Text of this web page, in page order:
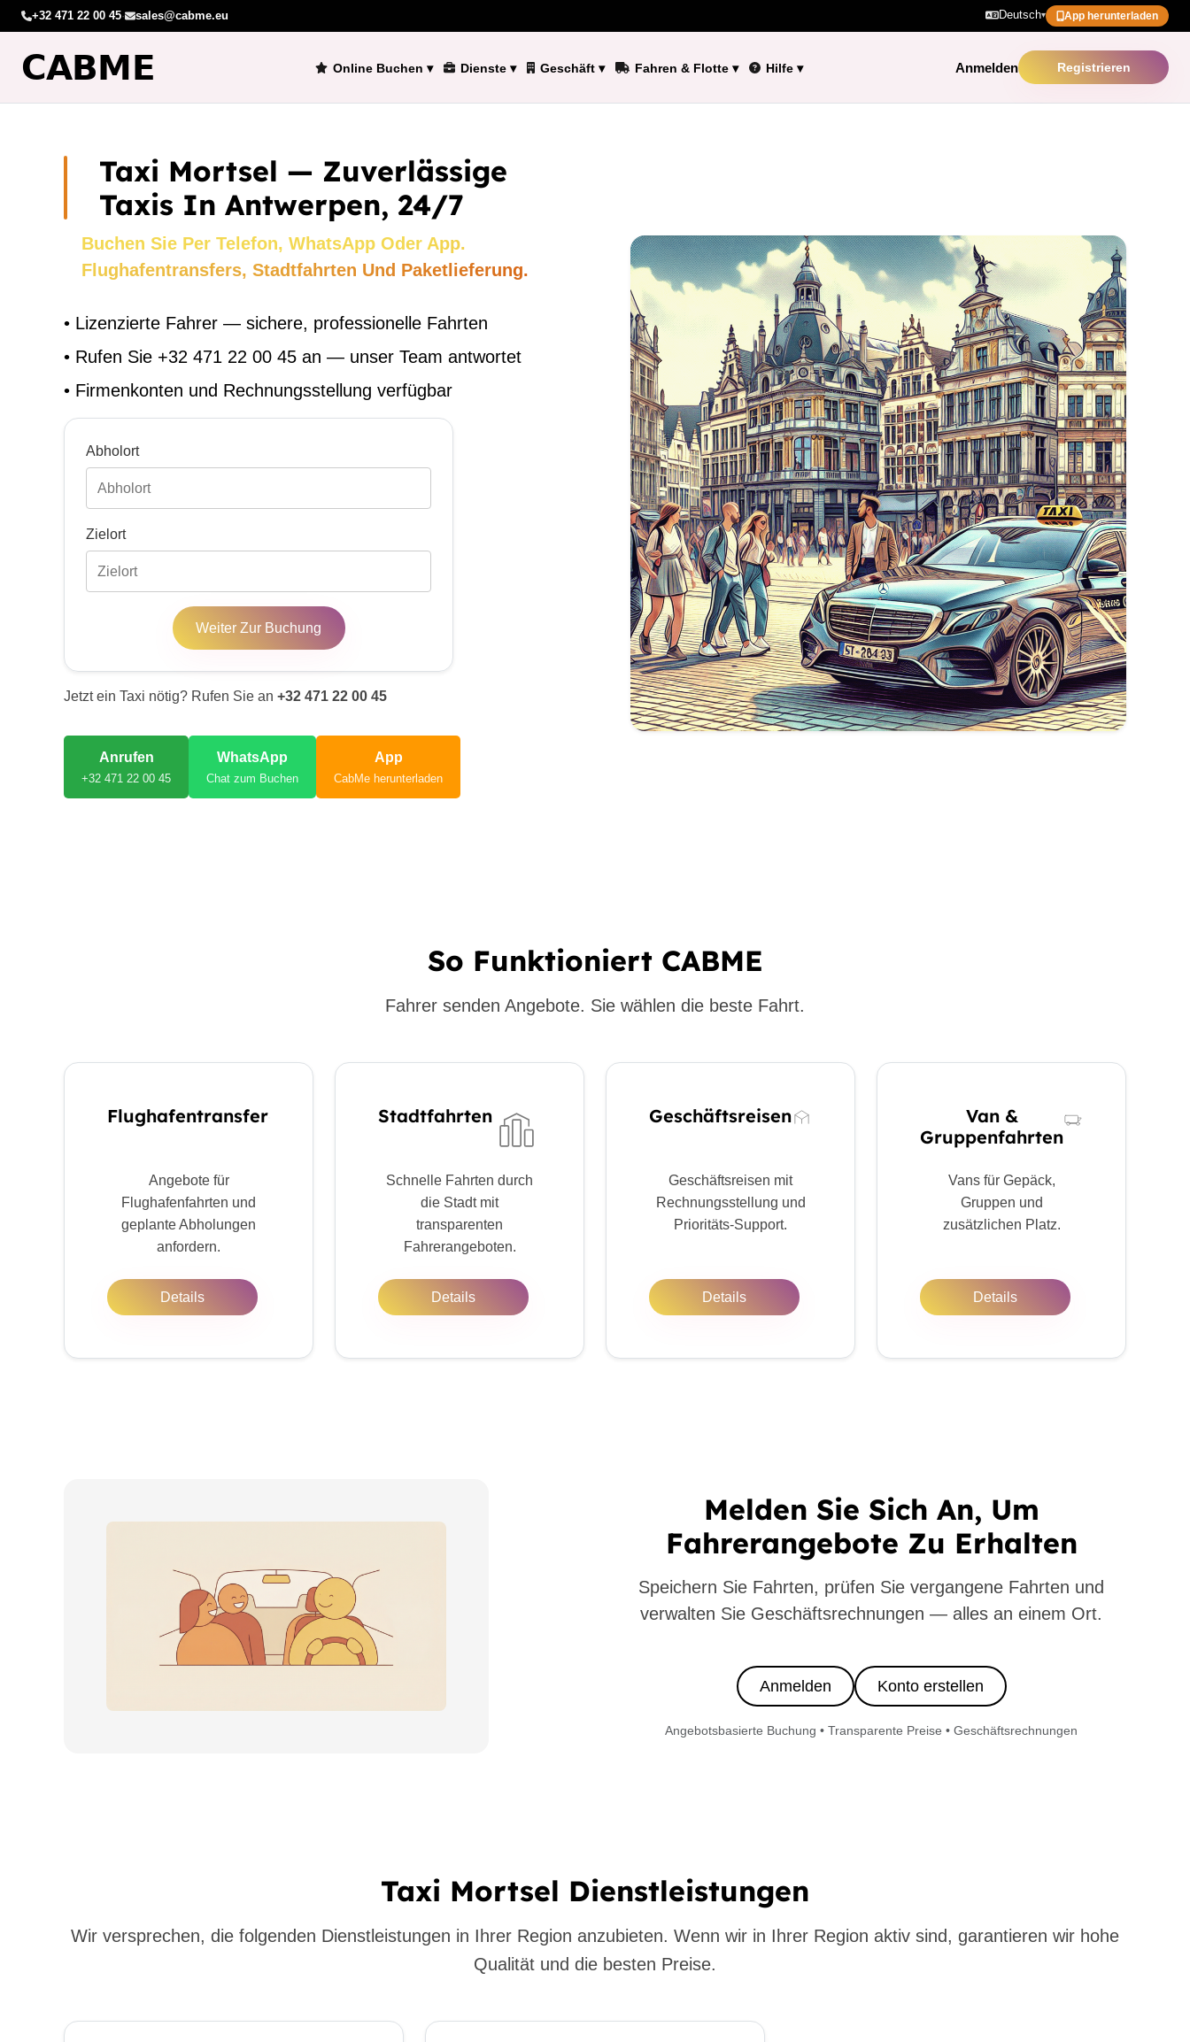
+32 471 22 00 45· sales@cabme.eu Deutsch▾ App herunterladen
Online Buchen ▾ Dienste▾ Geschäft ▾ Fahren & Flotte ▾ Hilfe▾ Anmelden Registrieren
Taxi Mortsel — Zuverlässige
Taxis In Antwerpen, 24/7
Buchen Sie Per Telefon, WhatsApp Oder App.
Flughafentransfers, Stadtfahrten Und Paketlieferung.
• Lizenzierte Fahrer — sichere, professionelle Fahrten
• Rufen Sie +32 471 22 00 45 an — unser Team antwortet
• Firmenkonten und Rechnungsstellung verfügbar
Abholort
Zielort
Weiter Zur Buchung
Jetzt ein Taxi nötig? Rufen Sie an +32 471 22 00 45
Anrufen
+32 471 22 00 45
WhatsApp
Chat zum Buchen
App
CabMe herunterladen
So Funktioniert CABME
Fahrer senden Angebote. Sie wählen die beste Fahrt.
Flughafentransfer
Angebote für
Flughafenfahrten und
geplante Abholungen
anfordern.
Details
Stadtfahrten
Schnelle Fahrten durch
die Stadt mit
transparenten
Fahrerangeboten.
Details
Geschäftsreisen
Geschäftsreisen mit
Rechnungsstellung und
Prioritäts-Support.
Details
Van &
Gruppenfahrten
Vans für Gepäck,
Gruppen und
zusätzlichen Platz.
Details
Melden Sie Sich An, Um
Fahrerangebote Zu Erhalten
Speichern Sie Fahrten, prüfen Sie vergangene Fahrten und
verwalten Sie Geschäftsrechnungen — alles an einem Ort.
Anmelden Konto erstellen
Angebotsbasierte Buchung • Transparente Preise • Geschäftsrechnungen
Taxi Mortsel Dienstleistungen
Wir versprechen, die folgenden Dienstleistungen in Ihrer Region anzubieten. Wenn wir in Ihrer Region aktiv sind, garantieren wir hohe
Qualität und die besten Preise.